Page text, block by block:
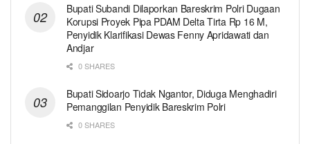
Bupati Subandi Dilaporkan Bareskrim Polri Dugaan
Korupsi Proyek Pipa PDAM Delta Tirta Rp 16 M,
Penyidik Klarifikasi Dewas Fenny Apridawati dan
Andjar
0 SHARES
Bupati Sidoarjo Tidak Ngantor, Diduga Menghadiri
Pemanggilan Penyidik Bareskrim Polri
0 SHARES